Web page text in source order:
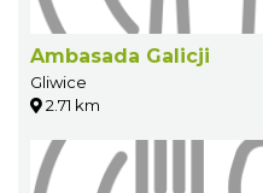
Ambasada Galicji
Gliwice
2.71 km